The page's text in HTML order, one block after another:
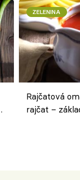
ZELENINA
Rajčatová
rajčat –